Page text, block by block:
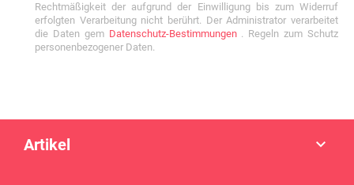
Rechtmäßigkeit der aufgrund der Einwilligung bis zum Widerruf
erfolgten Verarbeitung nicht berührt. Der Administrator verarbeitet
die Daten gemDatenschutz-Bestimmungen. Regeln zum Schutz
personenbezogener Daten.
Artikel 